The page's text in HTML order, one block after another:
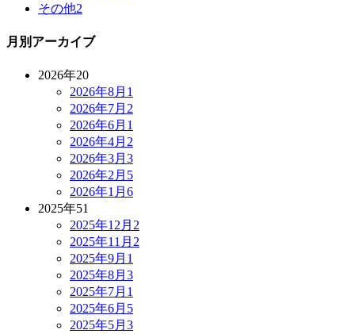
その他2
月別アーカイブ
2026年20
2026年8月 1
2026年7月 2
2026年6月 1
2026年4月 2
2026年3月 3
2026年2月 5
2026年1月 6
2025年51
2025年12月 2
2025年11月 2
2025年9月 1
2025年8月 3
2025年7月 1
2025年6月 5
2025年5月 3